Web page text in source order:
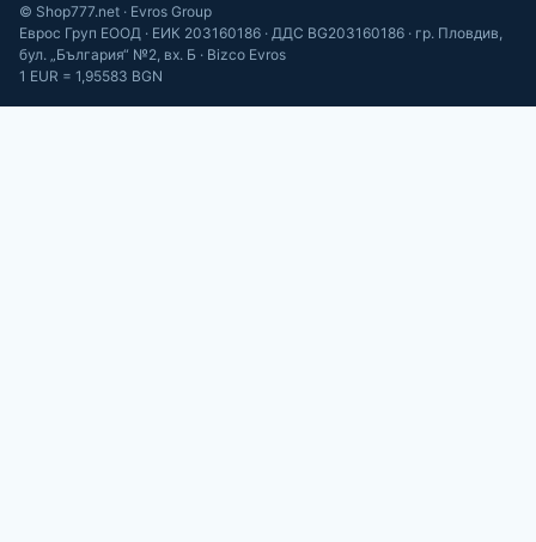
© Shop777.net · Evros Group
Еврос Груп ЕООД · ЕИК 203160186 · ДДС BG203160186 · гр. Пловдив,
бул. „България“ №2, вх. Б · Bizco Evros
1 EUR = 1,95583 BGN